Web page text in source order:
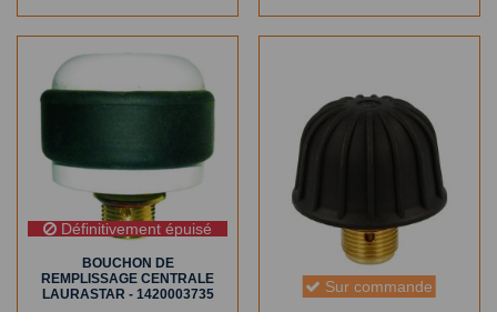
Définitivement épuisé
BOUCHON DE
REMPLISSAGE CENTRALE
LAURASTAR - 1420003735
Sur commande